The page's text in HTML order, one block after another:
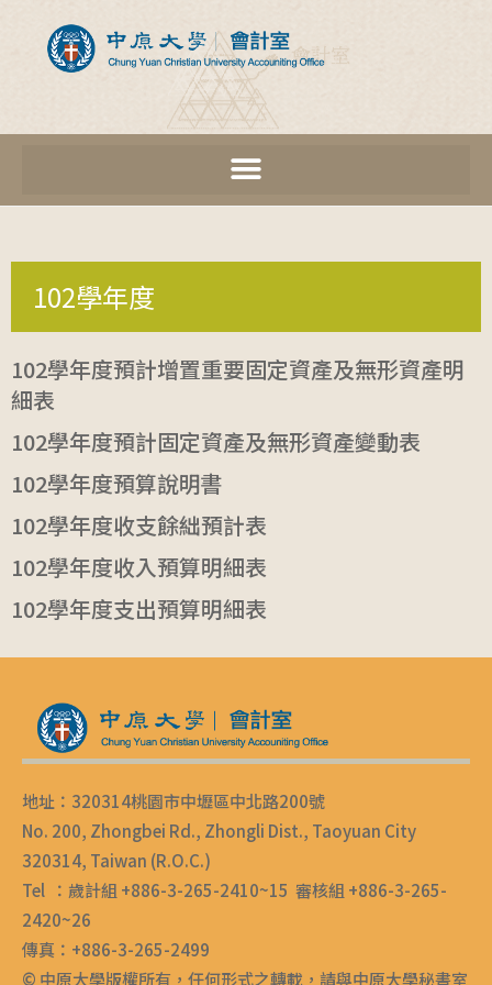
102學年度
102學年度預計增置重要固定資產及無形資產明
細表
102學年度預計固定資產及無形資產變動表
102學年度預算說明書
102學年度收支餘絀預計表
102學年度收入預算明細表
102學年度支出預算明細表
地址：320314桃園市中壢區中北路200號
No. 200, Zhongbei Rd., Zhongli Dist., Taoyuan City
320314, Taiwan (R.O.C.)
Tel ：歲計組 +886-3-265-2410~15 審核組 +886-3-265-
2420~26
傳真：+886-3-265-2499
© 中原大學版權所有，任何形式之轉載，請與中原大學秘書室